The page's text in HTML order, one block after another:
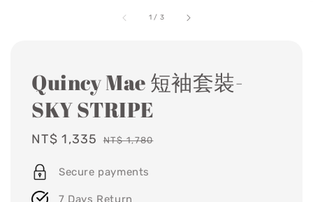
1 / 3
Quincy Mae 短袖套裝-
SKY STRIPE
Sale
NT$ 1,335 Regular
NT$ 1,780
Secure payments
7 Days Return